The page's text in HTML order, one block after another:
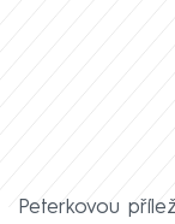
Peterkovou